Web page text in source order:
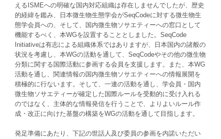
える ISMEへの明確な国内対応組織は存在しませんでしたが、 歴史
的経緯を鑑み、 日本微生物生態学会がSeqCodeに対する微生物生
態学会員への、そして、国内微生物ソサエティーへの窓口として
機能するべく、本WGを設置することとしました。 SeqCode
Initiativeは有志による組織体系ではありますが、日本国内の諸般の
状況を考慮し 、 本WGの活動を通して、 SeqCodeやその他の微生物
分類に関する国際活動に参画する会員を支援します。また、本WG
活動を通し、関連情報の国内微生物ソサエティーへの情報展開を
積極的に行ないます。 そして、一連の活動を通し、学会員・国内
微生物ソサエティーが確定した国際ルールを受動的に受け入れる
のではなく、主体的な情報発信を行うことで、よりよいルール作
成・改正に向けた基盤の構築をWGの活動を通して目指します。
発足準備にあたり、下記の世話人及び委員の参画を内諾いただい